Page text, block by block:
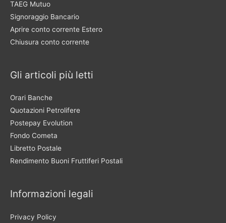
TAEG Mutuo
Signoraggio Bancario
Aprire conto corrente Estero
Chiusura conto corrente
Gli articoli più letti
Orari Banche
Quotazioni Petrolifere
Postepay Evolution
Fondo Cometa
Libretto Postale
Rendimento Buoni Fruttiferi Postali
Informazioni legali
Privacy Policy